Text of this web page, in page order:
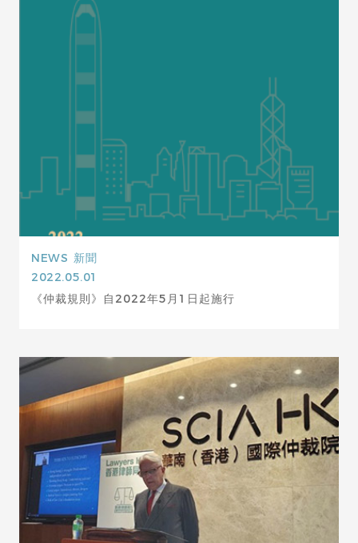
NEWS 新聞
2022.05.01
《仲裁規則》自2022年5月1日起施行